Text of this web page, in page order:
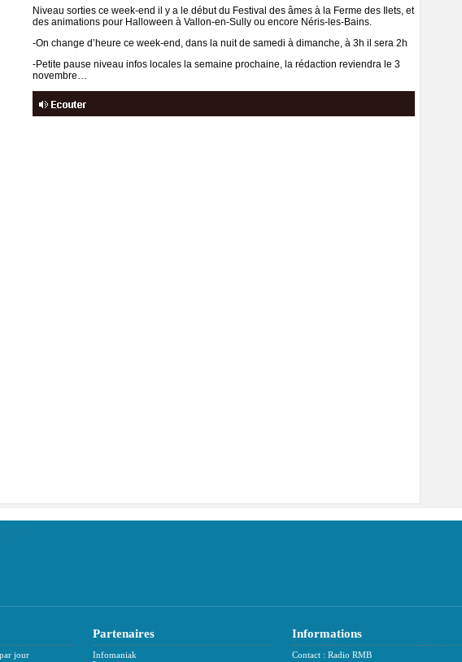
Niveau sorties ce week-end il y a le début du Festival des âmes à la Ferme des Ilets, et
des animations pour Halloween à Vallon-en-Sully ou encore Néris-les-Bains.
-On change d’heure ce week-end, dans la nuit de samedi à dimanche, à 3h il sera 2h
-Petite pause niveau infos locales la semaine prochaine, la rédaction reviendra le 3
novembre…
jour
Partenaires
Infomaniak
Informations
Contact : Radio RMB